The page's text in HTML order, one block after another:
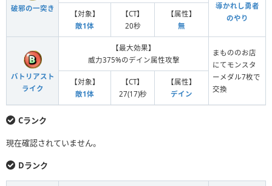
破邪の一突き
導かれし勇者
のやり
【対象】
敵1体
【CT】
20秒
【属性】
無
バトリアスト
ライク
【最大効果】
威力375%のデイン属性攻撃
まもののお店
にてモンスタ
ーメダル7枚で
交換
【対象】
敵1体
【CT】
27(17)秒
【属性】
デイン
Cランク
現在確認されていません。
Dランク